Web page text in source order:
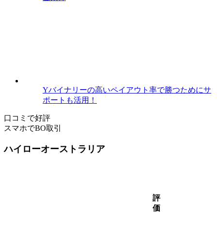
Yバイナリーの高いペイアウト率で勝つためにサ
ポートも活用！
口コミで好評
スマホでBO取引
ハイローオーストラリア
評
価